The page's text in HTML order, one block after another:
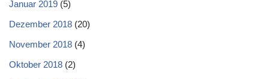
Januar 2019 (5)
Dezember 2018 (20)
November 2018 (4)
Oktober 2018 (2)